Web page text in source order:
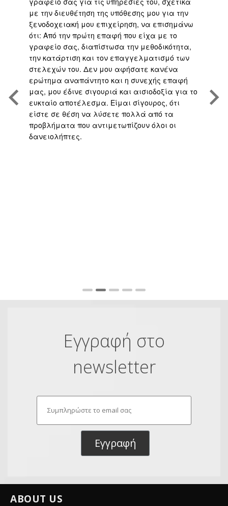
με την διευθέτηση της υπόθεσης μου για την
ξενοδοχειακή μου επιχείρηση, να επισημάνω
ότι: Από την πρώτη επαφή που είχα με το
γραφείο σας, διαπίστωσα την μεθοδικότητα,
την κατάρτιση και τον επαγγελματισμό των
στελεχών του. Δεν μου αφήσατε κανένα
ερώτημα αναπάντητο και η συνεχής επαφή
μας, μου έδινε σιγουριά και αισιοδοξία για το
ευκταίο αποτέλεσμα. Είμαι σίγουρος, ότι
είστε σε θέση να λύσετε πολλά από τα
προβλήματα που αντιμετωπίζουν όλοι οι
δανειολήπτες.
Εγγραφή στο
newsletter
Εγγραφή
ABOUT US